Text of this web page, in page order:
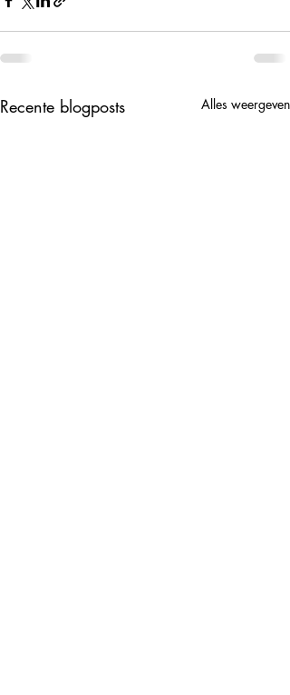
Recente blogposts Alles weergeven